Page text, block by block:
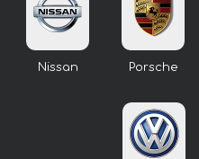
Nissan Porsche